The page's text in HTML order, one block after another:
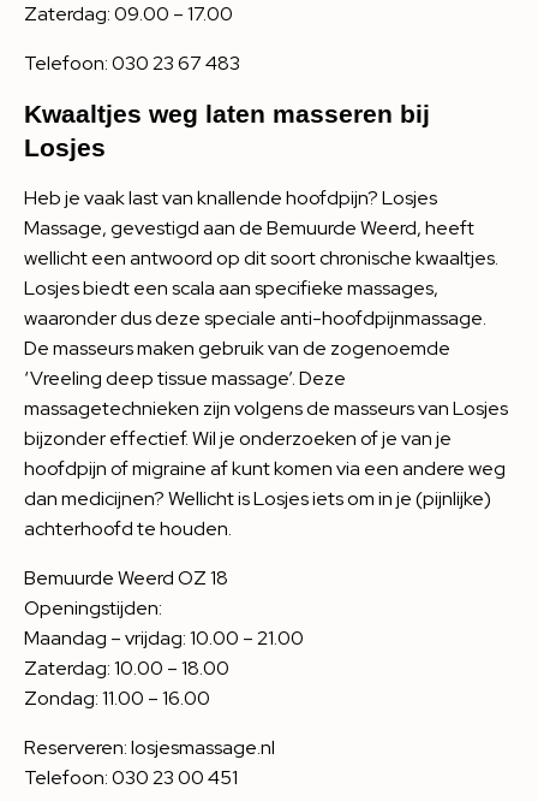
Zaterdag: 09.00 – 17.00
Telefoon: 030 23 67 483
Kwaaltjes weg laten masseren bij
Losjes
Heb je vaak last van knallende hoofdpijn? Losjes
Massage, gevestigd aan de Bemuurde Weerd, heeft
wellicht een antwoord op dit soort chronische kwaaltjes.
Losjes biedt een scala aan specifieke massages,
waaronder dus deze speciale anti-hoofdpijnmassage.
De masseurs maken gebruik van de zogenoemde
‘Vreeling deep tissue massage’. Deze
massagetechnieken zijn volgens de masseurs van Losjes
bijzonder effectief. Wil je onderzoeken of je van je
hoofdpijn of migraine af kunt komen via een andere weg
dan medicijnen? Wellicht is Losjes iets om in je (pijnlijke)
achterhoofd te houden.
Bemuurde Weerd OZ 18
Openingstijden:
Maandag – vrijdag: 10.00 – 21.00
Zaterdag: 10.00 – 18.00
Zondag: 11.00 – 16.00
Reserveren:losjesmassage.nl
Telefoon: 030 23 00 451